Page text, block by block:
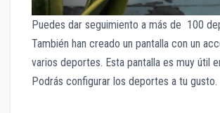
Puedes dar seguimiento a más de 100
También han creado un pantalla con un
varios deportes. Esta pantalla es muy útil
Podrás configurar los deportes a tu gusto.